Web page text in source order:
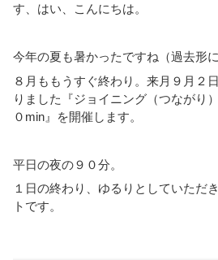
す、はい、こんにちは。
今年の夏も暑かったですね（過去形に
８月ももうすぐ終わり。来月９月２
りました『ジョイニング（つながり
０min』を開催します。
平日の夜の９０分。
１日の終わり、ゆるりとしていただ
トです。